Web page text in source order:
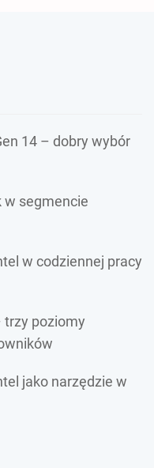
14 – dobry wybór
w segmencie
w codziennej pracy
trzy poziomy
jako narzędzie w